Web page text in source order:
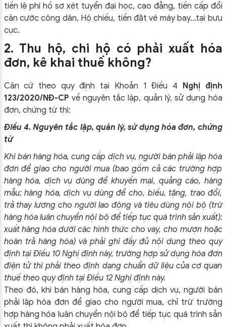
tiền lệ phí hồ sơ xét tuyển đại học, cao đẳng, tiền cấp đổi
căn cước công dân, Hộ chiếu, tiền đặt vé máy bay…tại bưu
cục.
2. Thu hộ, chi hộ có phải xuất hóa
đơn, kê khai thuế không?
Căn cứ theo quy định tại Khoản 1 Điều 4 Nghị định
123/2020/NĐ-CP về nguyên tắc lập, quản lý, sử dụng hóa
đơn, chứng từ thì:
Điều 4. Nguyên tắc lập, quản lý, sử dụng hóa đơn, chứng
từ
Khi bán hàng hóa, cung cấp dịch vụ, người bán phải lập hóa
đơn để giao cho người mua (bao gồm cả các trường hợp
hàng hóa, dịch vụ dùng để khuyến mại, quảng cáo, hàng
mẫu; hàng hóa, dịch vụ dùng để cho, biếu, tặng, trao đổi,
trả thay lương cho người lao động và tiêu dùng nội bộ (trừ
hàng hóa luân chuyển nội bộ để tiếp tục quá trình sản xuất);
xuất hàng hóa dưới các hình thức cho vay, cho mượn hoặc
hoàn trả hàng hóa) và phải ghi đầy đủ nội dung theo quy
định tại Điều 10 Nghị định này, trường hợp sử dụng hóa đơn
điện tử thì phải theo định dạng chuẩn dữ liệu của cơ quan
thuế theo quy định tại Điều 12 Nghị định này.
Theo đó, khi bán hàng hóa, cung cấp dịch vụ, người bán
phải lập hóa đơn để giao cho người mua, chỉ trừ trường
hợp hàng hóa luân chuyển nội bộ để tiếp tục quá trình sản